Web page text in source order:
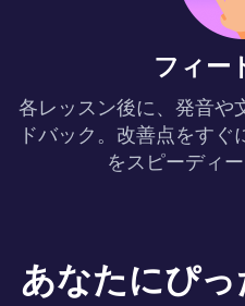
フィー
各レッスン後に、発音や
ドバック。改善点をす
をスピーディ
あなたにぴ